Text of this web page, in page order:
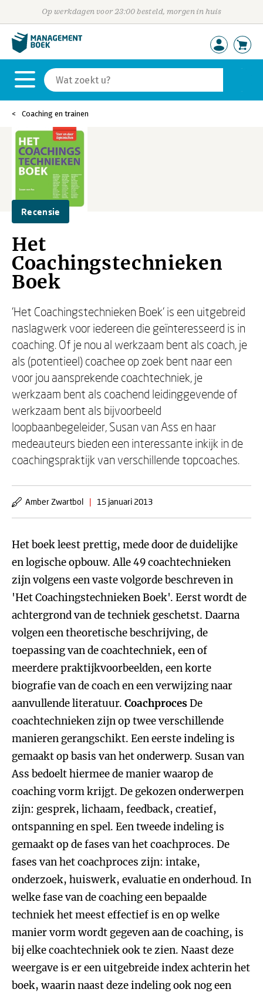
Op werkdagen voor 23:00 besteld, morgen in huis
Coaching en trainen
Recensie
Het
Coachingstechnieken
Boek
'Het Coachingstechnieken Boek' is een uitgebreid
naslagwerk voor iedereen die geïnteresseerd is in
coaching. Of je nou al werkzaam bent als coach, je
als (potentieel) coachee op zoek bent naar een
voor jou aansprekende coachtechniek, je
werkzaam bent als coachend leidinggevende of
werkzaam bent als bijvoorbeeld
loopbaanbegeleider, Susan van Ass en haar
medeauteurs bieden een interessante inkijk in de
coachingspraktijk van verschillende topcoaches.
Amber Zwartbol | 15 januari 2013
Het boek leest prettig, mede door de duidelijke
en logische opbouw. Alle 49 coachtechnieken
zijn volgens een vaste volgorde beschreven in
'Het Coachingstechnieken Boek'. Eerst wordt de
achtergrond van de techniek geschetst. Daarna
volgen een theoretische beschrijving, de
toepassing van de coachtechniek, een of
meerdere praktijkvoorbeelden, een korte
biografie van de coach en een verwijzing naar
aanvullende literatuur. CoachprocesDe
coachtechnieken zijn op twee verschillende
manieren gerangschikt. Een eerste indeling is
gemaakt op basis van het onderwerp. Susan van
Ass bedoelt hiermee de manier waarop de
coaching vorm krijgt. De gekozen onderwerpen
zijn: gesprek, lichaam, feedback, creatief,
ontspanning en spel. Een tweede indeling is
gemaakt op de fases van het coachproces. De
fases van het coachproces zijn: intake,
onderzoek, huiswerk, evaluatie en onderhoud. In
welke fase van de coaching een bepaalde
techniek het meest effectief is en op welke
manier vorm wordt gegeven aan de coaching, is
bij elke coachtechniek ook te zien. Naast deze
weergave is er een uitgebreide index achterin het
boek, waarin naast deze indeling ook nog een